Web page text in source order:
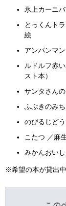
氷上カーニ
とっくんト
絵
アンパンマ
ルドルフ赤
スト本）
サンタさん
ふぶきのみ
のびるじど
こたつ ／麻
みかんおい
※希望の本が貸出